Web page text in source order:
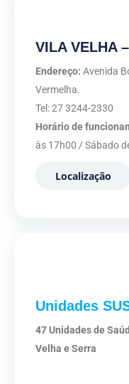
VILA VELHA
Endereço: Avenida
Vermelha.
Tel: 27 3244-2330
Horário de
às 17h00 / Sábado
Localização
Unidades
47 Unidades de
Velha e Serra